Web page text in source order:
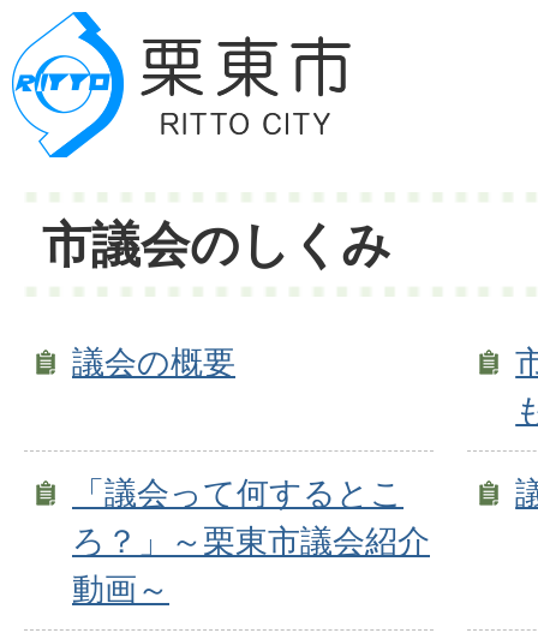
市議会のしくみ
議会の概要
「議会って何するとこ
ろ？」～栗東市議会紹介
動画～